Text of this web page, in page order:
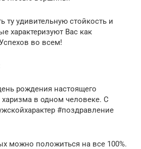
ту удивительную стойкость и
характеризуют Вас как
во всем!
рождения настоящего
в одном человеке. С
#поздравление
можно положиться на все 100%.